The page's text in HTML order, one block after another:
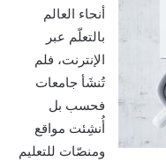
أنحاء العالم
بالتعلّم عبر
الإنترنت، فلم
تُنشَأ جامعات
فحسب بل
أُنشِئت مواقع
ومنصّات للتعليم